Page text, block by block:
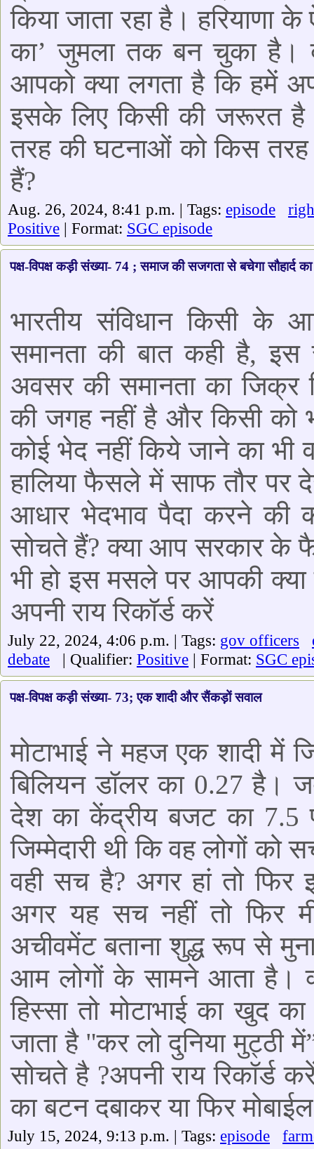
किया जाता रहा है। हरियाणा
का’ जुमला तक बन चुका है।
आपको क्या लगता है कि हमें
इसके लिए किसी की जरूरत है
तरह की घटनाओं को किस
हैं?
Aug. 26, 2024, 8:41 p.m. | Tags: episode
Positive | Format: SGC episode
पक्ष-विपक्ष कड़ी संख्या- 74 ; समाज की सजगता से बचेगा सौहार्द का
भारतीय संविधान किसी
समानता की बात कही है, इस
अवसर की समानता का जिक्र
की जगह नहीं है और किसी को
कोई भेद नहीं किये जाने का भी
हालिया फैसले में साफ तौर पर
आधार भेदभाव पैदा करने की
सोचते हैं? क्या आप सरकार के
भी हो इस मसले पर आपकी
अपनी राय रिकॉर्ड करें
July 22, 2024, 4:06 p.m. | Tags: gov officers
debate | Qualifier: Positive | Format: SGC
पक्ष-विपक्ष कड़ी संख्या- 73; एक शादी और सैंकड़ों सवाल
मोटाभाई ने महज एक शादी में
बिलियन डॉलर का 0.27
देश का केंद्रीय बजट का 7.5
जिम्मेदारी थी कि वह लोगों को
वही सच है? अगर हां तो
अगर यह सच नहीं तो फिर
अचीवमेंट बताना शुद्ध रूप से
आम लोगों के सामने आता है।
हिस्सा तो मोटाभाई का खुद
जाता है "कर लो दुनिया मुट्ठी
सोचते है ?अपनी राय रिकॉर्ड
का बटन दबाकर या फिर
July 15, 2024, 9:13 p.m. | Tags: episode